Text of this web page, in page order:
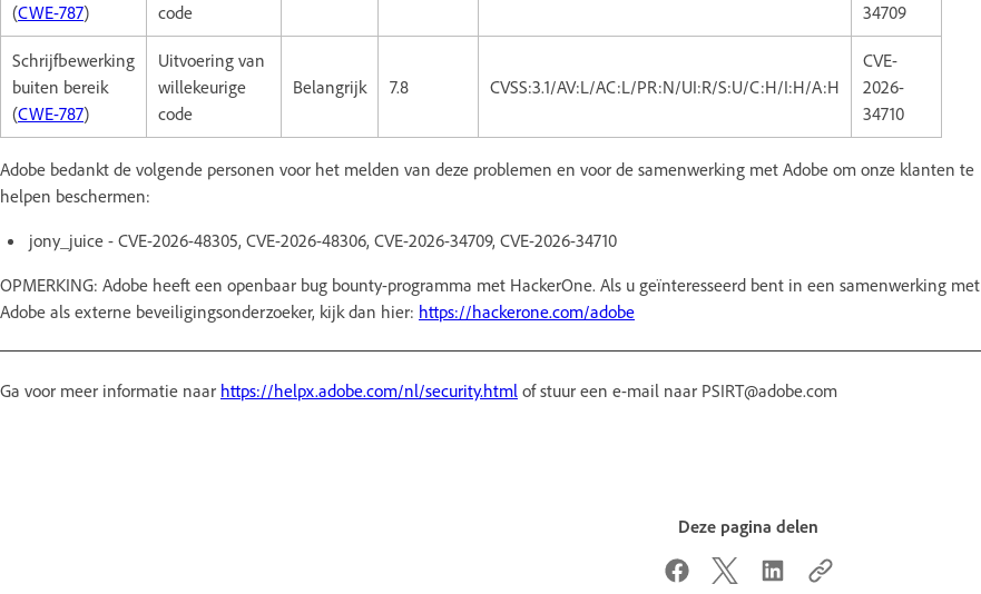
(CWE-787)
code
34709
Schrijfbewerking
buiten bereik
(CWE-787)
Uitvoering van
willekeurige
code
Belangrijk 7.8 CVSS:3.1/AV:L/AC:L/PR:N/UI:R/S:U/C:H/I:H/A:H
CVE-
2026-
34710
Adobe bedankt de volgende personen voor het melden van deze problemen en voor de samenwerking met Adobe om onze klanten te
helpen beschermen:
jony_juice - CVE-2026-48305, CVE-2026-48306, CVE-2026-34709, CVE-2026-34710
OPMERKING: Adobe heeft een openbaar bug bounty-programma met HackerOne. Als u geïnteresseerd bent in een samenwerking met
Adobe als externe beveiligingsonderzoeker, kijk dan hier: https://hackerone.com/adobe
Ga voor meer informatie naar https://helpx.adobe.com/nl/security.html of stuur een e-mail naar PSIRT@adobe.com
Deze pagina delen